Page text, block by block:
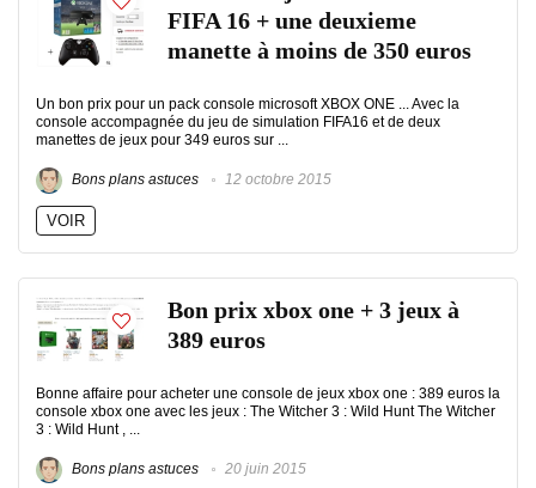
FIFA 16 + une deuxieme
manette à moins de 350 euros
Un bon prix pour un pack console microsoft XBOX ONE ... Avec la
console accompagnée du jeu de simulation FIFA16 et de deux
manettes de jeux pour 349 euros sur ...
Bons plans astuces 12 octobre 2015
VOIR
Bon prix xbox one + 3 jeux à
389 euros
Bonne affaire pour acheter une console de jeux xbox one : 389 euros la
console xbox one avec les jeux : The Witcher 3 : Wild Hunt The Witcher
3 : Wild Hunt , ...
Bons plans astuces 20 juin 2015